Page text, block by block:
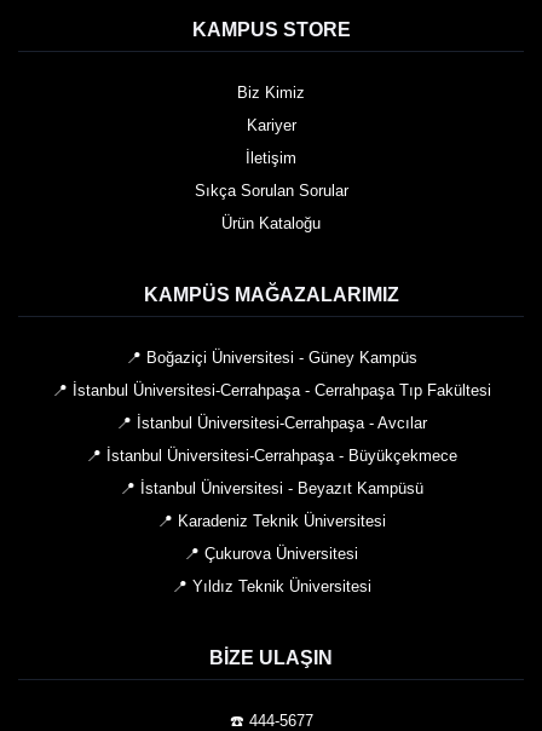
KAMPUS STORE
Biz Kimiz
Kariyer
İletişim
Sıkça Sorulan Sorular
Ürün Kataloğu
KAMPÜS MAĞAZALARIMIZ
📍 Boğaziçi Üniversitesi - Güney Kampüs
📍 İstanbul Üniversitesi-Cerrahpaşa - Cerrahpaşa Tıp Fakültesi
📍 İstanbul Üniversitesi-Cerrahpaşa - Avcılar
📍 İstanbul Üniversitesi-Cerrahpaşa - Büyükçekmece
📍 İstanbul Üniversitesi - Beyazıt Kampüsü
📍 Karadeniz Teknik Üniversitesi
📍 Çukurova Üniversitesi
📍 Yıldız Teknik Üniversitesi
BIZE ULAŞIN
☎️ 444-5677